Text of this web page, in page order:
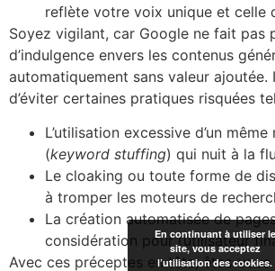
reflète votre voix unique et celle
Soyez vigilant, car Google ne fait pas
d’indulgence envers les contenus
automatiquement sans valeur ajoutée.
d’éviter certaines pratiques risquées
L’utilisation excessive d’un
(keyword stuffing) qui nuit à la
Le cloaking ou toute forme de
à tromper les moteurs de
La création automatisée de
considération pour l’utilisateur
Avec ces préceptes en tête, êtes-
En continuant à utiliser le
site, vous acceptez
l’utilisation des cookies.